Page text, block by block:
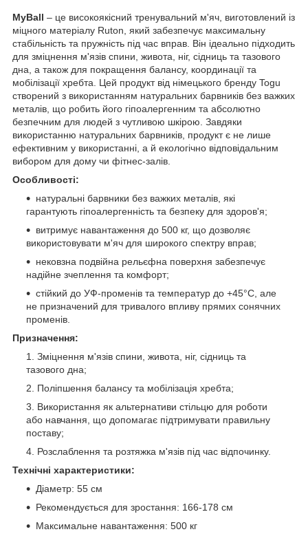
MyBall – це високоякісний тренувальний м'яч, виготовлений із
міцного матеріалу Ruton, який забезпечує максимальну
стабільність та пружність під час вправ. Він ідеально підходить
для зміцнення м'язів спини, живота, ніг, сідниць та тазового
дна, а також для покращення балансу, координації та
мобілізації хребта. Цей продукт від німецького бренду Togu
створений з використанням натуральних барвників без важких
металів, що робить його гіпоалергенним та абсолютно
безпечним для людей з чутливою шкірою. Завдяки
використанню натуральних барвників, продукт є не лише
ефективним у використанні, а й екологічно відповідальним
вибором для дому чи фітнес-залів.
Особливості:
натуральні барвники без важких металів, які
гарантують гіпоалергенність та безпеку для здоров'я;
витримує навантаження до 500 кг, що дозволяє
використовувати м'яч для широкого спектру вправ;
нековзна подвійна рельєфна поверхня забезпечує
надійне зчеплення та комфорт;
стійкий до УФ-променів та температур до +45°C, але
не призначений для тривалого впливу прямих сонячних
променів.
Призначення:
Зміцнення м'язів спини, живота, ніг, сідниць та
тазового дна;
Поліпшення балансу та мобілізація хребта;
Використання як альтернативи стільцю для роботи
або навчання, що допомагає підтримувати правильну
поставу;
Розслаблення та розтяжка м'язів під час відпочинку.
Технічні характеристики:
Діаметр: 55 см
Рекомендується для зростання: 166-178 см
Максимальне навантаження: 500 кг